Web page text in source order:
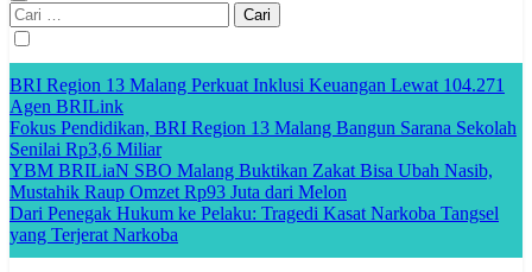
Cari
untuk:
BRI Region 13 Malang Perkuat Inklusi Keuangan Lewat 104.271
Agen BRILink
Fokus Pendidikan, BRI Region 13 Malang Bangun Sarana Sekolah
Senilai Rp3,6 Miliar
YBM BRILiaN SBO Malang Buktikan Zakat Bisa Ubah Nasib,
Mustahik Raup Omzet Rp93 Juta dari Melon
Dari Penegak Hukum ke Pelaku: Tragedi Kasat Narkoba Tangsel
yang Terjerat Narkoba